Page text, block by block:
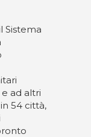
Sistema
ad altri
54 città,